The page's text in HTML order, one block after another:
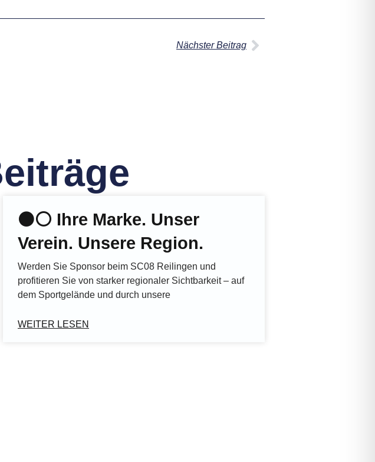
Nächster Beitrag
⚫️⚪️ Ihre Marke. Unser
Verein. Unsere Region.
Werden Sie Sponsor beim SC08 Reilingen und
profitieren Sie von starker regionaler Sichtbarkeit – auf
dem Sportgelände und durch unsere
WEITER LESEN